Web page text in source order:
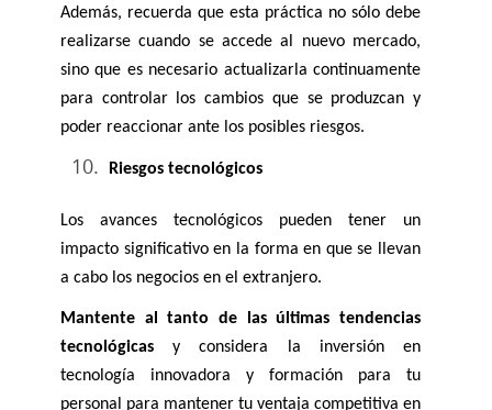
Además, recuerda que esta práctica no sólo debe
realizarse cuando se accede al nuevo mercado,
sino que es necesario actualizarla continuamente
para controlar los cambios que se produzcan y
poder reaccionar ante los posibles riesgos.
Riesgos tecnológicos
Los avances tecnológicos pueden tener un
impacto significativo en la forma en que se llevan
a cabo los negocios en el extranjero.
Mantente al tanto de las últimas tendencias
tecnológicas y considera la inversión en
tecnología innovadora y formación para tu
personal para mantener tu ventaja competitiva en